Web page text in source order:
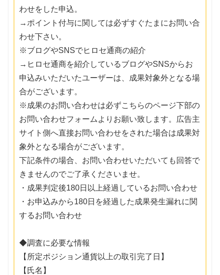
わせをした申込。
→ポイント付与に関しては必ずすぐたまにお問い合
わせ下さい。
※ブログやSNSでヒロセ通商の紹介
→ヒロセ通商を紹介しているブログやSNSからお
申込みいただいたユーザーは、成果対象外となる場
合がございます。
※成果のお問い合わせは必ずこちらのページ下部の
お問い合わせフォームよりお願い致します。広告主
サイト側へ直接お問い合わせをされた場合は成果対
象外となる場合がございます。
下記条件の場合、お問い合わせいただいても回答で
きませんのでご了承くださいませ。
・成果判定後180日以上経過しているお問い合わせ
・お申込みから180日を経過した成果発生漏れに関
するお問い合わせ
◆調査に必要な情報
【所定ポジション通貨以上の取引完了日】
【氏名】